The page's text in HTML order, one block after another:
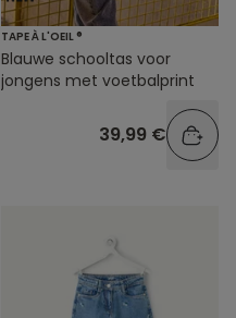
TAPE À L'OEIL ®
Blauwe schooltas voor
jongens met voetbalprint
39,99 €